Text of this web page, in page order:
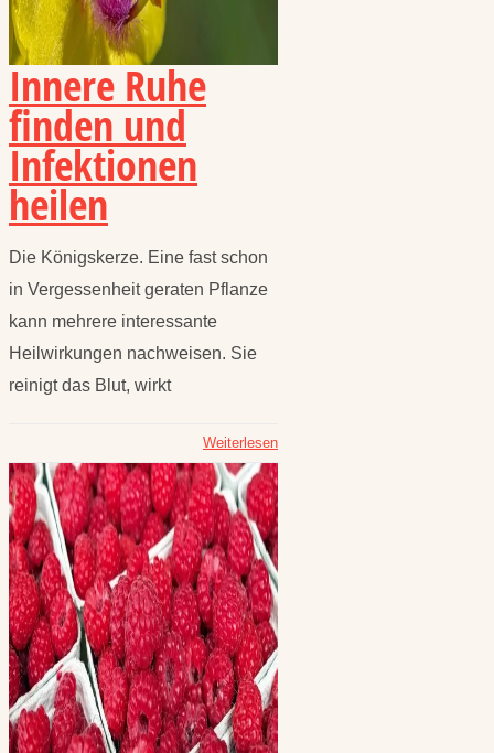
Innere Ruhe
finden und
Infektionen
heilen
Die Königskerze. Eine fast schon
in Vergessenheit geraten Pflanze
kann mehrere interessante
Heilwirkungen nachweisen. Sie
reinigt das Blut, wirkt
Weiterlesen